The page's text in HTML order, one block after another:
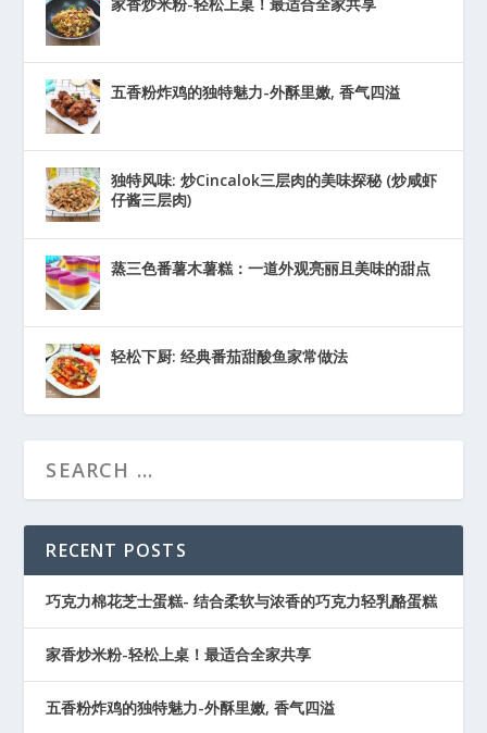
五香粉炸鸡的独特魅力-外酥里嫩, 香气四溢
独特风味: 炒Cincalok三层肉的美味探秘 (炒咸虾
仔酱三层肉)
蒸三色番薯木薯糕：一道外观亮丽且美味的甜点
轻松下厨: 经典番茄甜酸鱼家常做法
RECENT POSTS
巧克力棉花芝士蛋糕- 结合柔软与浓香的巧克力轻乳酪蛋糕
家香炒米粉-轻松上桌！最适合全家共享
五香粉炸鸡的独特魅力-外酥里嫩, 香气四溢